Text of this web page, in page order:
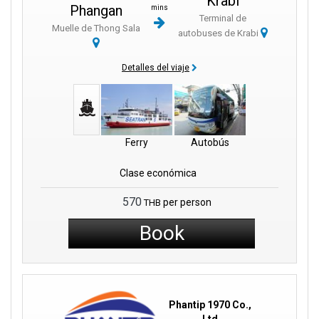
El sur de Tailandia es famoso por su mezcla única de belleza
natural, templos cautivadores y bulliciosos mercados nocturnos.
como el famoso Walking Street se convierten en centros de
actividad. Desde exquisiteces locales hasta recuerdos
artesanales, estos mercados nocturnos son una delicia para los
La estación de autobuses de Krabi es el centro de todas las
transportes con multitud de opciones de autobús, lo que facilita
Tailandia. Desde la estación, destinos como Surat Thani,
Bangkok y muchos otros destinos populares de Tailandia están
a sólo un billete de distancia.
Si desea comprar billetes, la estación cuenta con mostradores
ayudar e informar. Fuera de la estación hay muchos Tuk Tuks.
Pueden llevarle rápidamente a lugares cercanos.
Phangan
Muelle de Thong Sala
mins
Terminal de
autobuses de Krabi
Detalles del viaje
Ferry Autobús
Clase económica
570 THB per person
Book
Phantip 1970 Co.,